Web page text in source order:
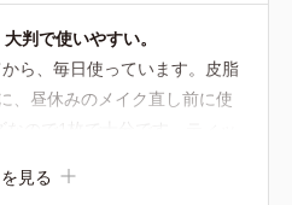
判で使いやすい。
ら、毎日使っています。皮脂
、昼休みのメイク直し前に使
ので1枚で十分です。ティッ
の時期は特に欠かせません。
見る